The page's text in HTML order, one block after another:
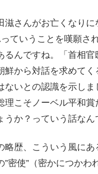
滋さんがお亡くなり
ていうことを嘆願さ
るんですね。「首相
から対話を求めて
いとの認識を示し
こそノーベル平和賞
か？っていう話なん
歴、こういう風に
密使”（密かにつか